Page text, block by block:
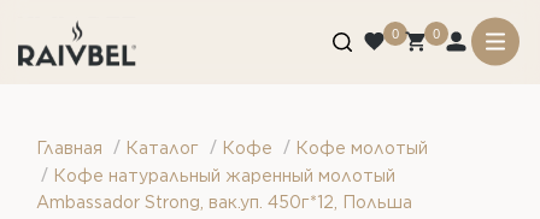
0 0
Главная / Каталог / Кофе / Кофе молотый
/ Кофе натуральный жаренный молотый
Ambassador Strong, вак.уп. 450г*12, Польша